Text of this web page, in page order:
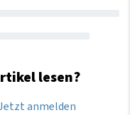
lesen?
anmelden